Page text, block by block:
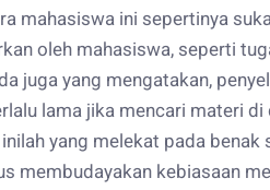
mahasiswa ini sepertinya
oleh mahasiswa, seperti
juga yang mengatakan,
lama jika mencari materi di
yang melekat pada
membudayakan kebiasaan